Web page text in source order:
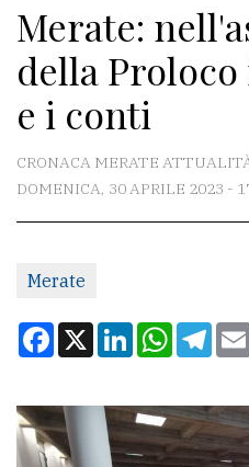
Associazioni
Meteo
CONTATTI
Scrivici
Per
la
pubblicità
Merate:
della
e i conti
CRONACA MERATE
DOMENICA, 30 APRILE 2023 -
Merate
Facebook
X LinkedIn